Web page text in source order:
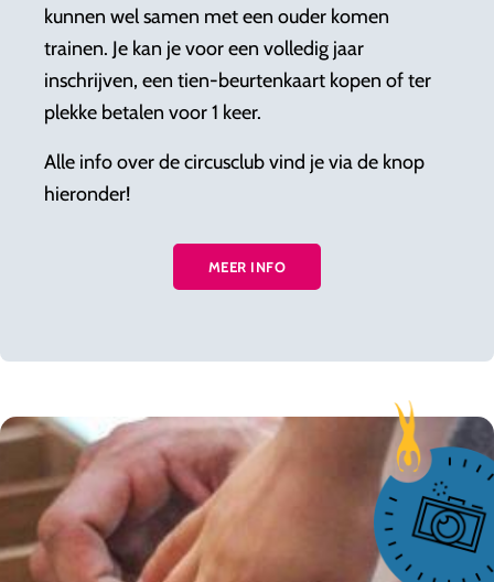
kunnen wel samen met een ouder komen
trainen. Je kan je voor een volledig jaar
inschrijven, een tien-beurtenkaart kopen of ter
plekke betalen voor 1 keer.
Alle info over de circusclub vind je via de knop
hieronder!
MEER INFO